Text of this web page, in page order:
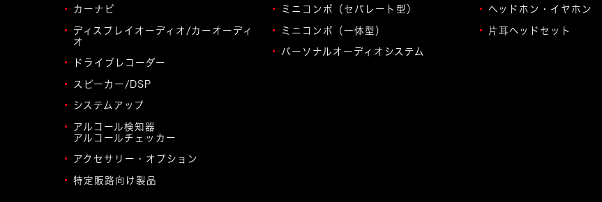
カーナビ
ディスプレイオーディオ/カーオーディ
オ
ドライブレコーダー
スピーカー/DSP
システムアップ
アルコール検知器
アルコールチェッカー
アクセサリー・オプション
特定販路向け製品
ミニコンポ（セパレート型）
ミニコンポ（一体型）
パーソナルオーディオシステム
ヘッドホン・イヤホン
片耳ヘッドセット